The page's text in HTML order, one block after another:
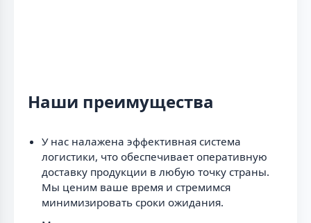
Наши преимущества
У нас налажена эффективная система
логистики, что обеспечивает оперативную
доставку продукции в любую точку страны.
Мы ценим ваше время и стремимся
минимизировать сроки ожидания.